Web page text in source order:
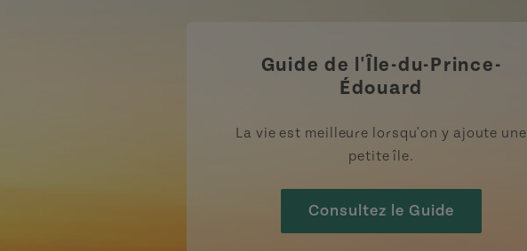
Guide de l'Île-du-Prince-
Édouard
La vie est meilleure lorsqu'on y ajoute une
petite île.
Consultez le Guide